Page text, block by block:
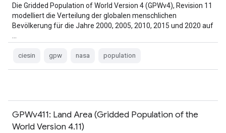
Die Gridded Population of World Version 4 (GPWv4), Revision 11
modelliert die Verteilung der globalen menschlichen
Bevölkerung für die Jahre 2000, 2005, 2010, 2015 und 2020 auf
ciesin gpw nasa population
GPWv411: Land Area (Gridded Population of the
World Version 4.11)